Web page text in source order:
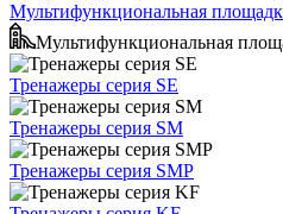
Мультифункциональная
Мультифункциональная
Тренажеры серия SE
Тренажеры серия SM
Тренажеры серия SMP